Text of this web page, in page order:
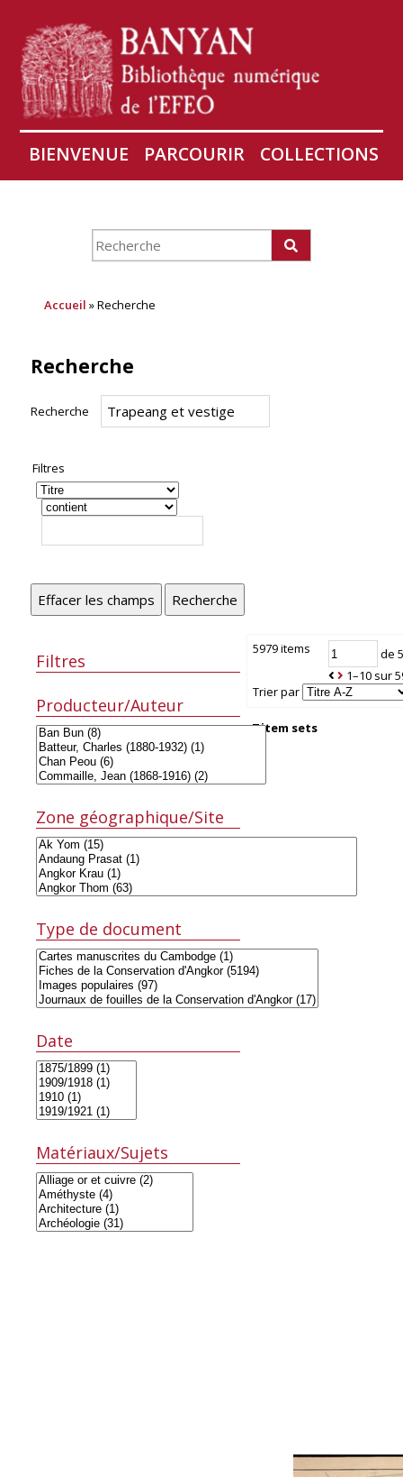
BIENVENUE PARCOURIR
COLLECTIONS
AIRES
CONSERVATION D'ANGKOR
Accueil » Recherche
Recherche
Recherche
Filtres
Effacer les champs Recherche
5979 items
de
1–10 sur
Trier par
7 item sets
Filtres
Producteur/Auteur
Zone géographique/Site
Type de document
Date
Matériaux/Sujets